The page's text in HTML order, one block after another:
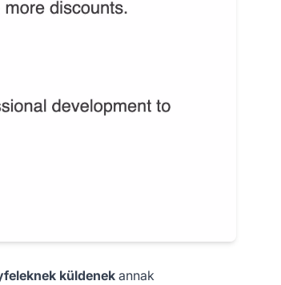
küldenek annak